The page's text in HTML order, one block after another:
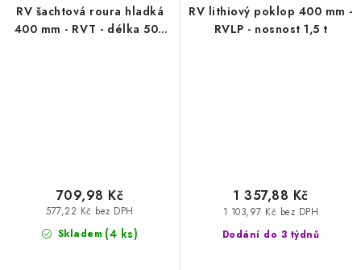
RV šachtová roura hladká
400 mm - RVT - délka 500
Skladem (4 ks)
577,22 Kč bez DPH
709,98 Kč
RV lithiový poklop 400 mm -
RVLP - nosnost 1,5 t
Dodání do 3 týdnů
1 103,97 Kč bez DPH
1 357,88 Kč